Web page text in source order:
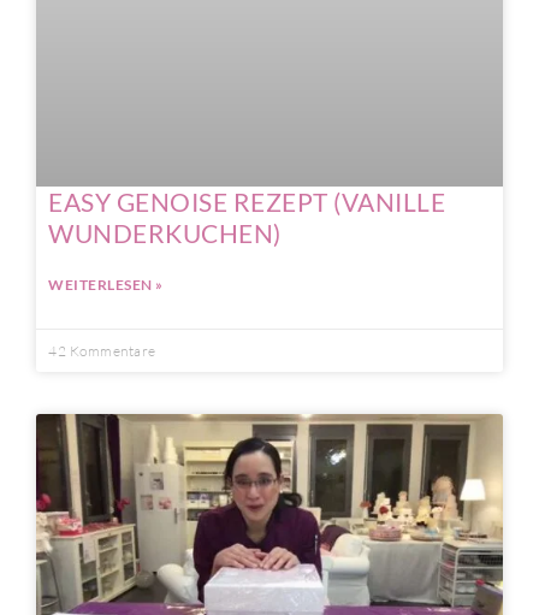
EASY GENOISE REZEPT (VANILLE
WUNDERKUCHEN)
WEITERLESEN »
42 Kommentare